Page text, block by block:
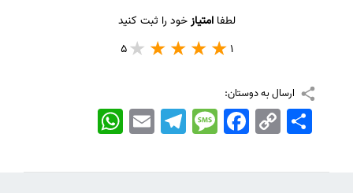
لطفاامتیازخود را ثبت کنید
1
5
ارسال به دوستان:
WhatsApp EmailTelegramMessageFacebook Copy
Link
اشتراک